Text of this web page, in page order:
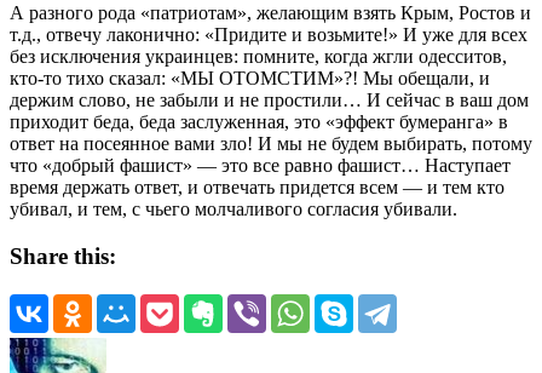
А разного рода «патриотам», желающим взять Крым, Ростов и
т.д., отвечу лаконично: «Придите и возьмите!» И уже для всех
без исключения украинцев: помните, когда жгли одесситов,
кто-то тихо сказал: «МЫ ОТОМСТИМ»?! Мы обещали, и
держим слово, не забыли и не простили… И сейчас в ваш дом
приходит беда, беда заслуженная, это «эффект бумеранга» в
ответ на посеянное вами зло! И мы не будем выбирать, потому
что «добрый фашист» — это все равно фашист… Наступает
время держать ответ, и отвечать придется всем — и тем кто
убивал, и тем, с чьего молчаливого согласия убивали.
Share this: